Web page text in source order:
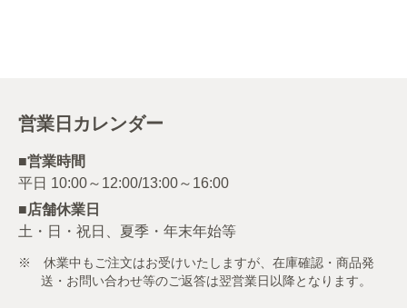
営業日カレンダー
■営業時間
■店舗休業日
土・日・祝日、夏季・年末年始等
※ 休業中もご注文はお受けいたしますが、在庫確認・商品発
送・お問い合わせ等のご返答は翌営業日以降となります。